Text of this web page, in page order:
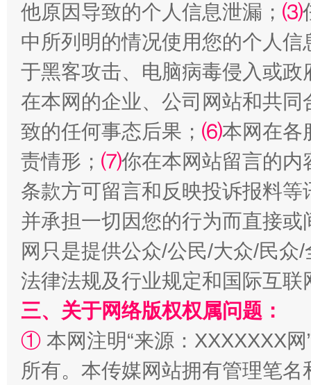
受贿1.44亿！段成刚被判无期 从幼
全民健身五年计划来了！等你上场
他原因导致的个人信息泄漏； ⑶
中所列明的情况使用您的个人
于黑客攻击、电脑病毒侵入或
在本网的企业、公司网站和共
致的任何事态后果； ⑹本网在各
责情形； ⑺你在本网站留言的内
条款方可留言和反映投诉报料
并承担一切因您的行为而直接
网只是提供公众/公民/大众/民
法律法规及行业规定和国际互
三、关于网络版权权属问题：
① 本网注明“来源：XXXXXXX
所有。本传媒网站拥有管理笔